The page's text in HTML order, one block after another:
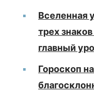
Вселенная
трех
главный
Гороскоп